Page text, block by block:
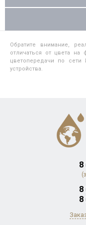
Обратите внимание,
отличаться от цвета на
цветопередачи по сети
устройства.
8
8
8